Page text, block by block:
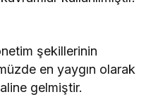
şekillerinin
en yaygın olarak
gelmiştir.